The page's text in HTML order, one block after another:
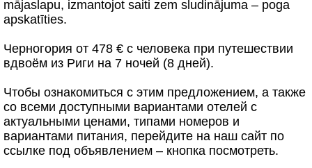
mājaslapu, izmantojot saiti zem sludinājuma – poga
apskatīties.
Черногория от 478 € с человека при путешествии
вдвоём из Риги на 7 ночей (8 дней).
Чтобы ознакомиться с этим предложением, а также
со всеми доступными вариантами отелей с
актуальными ценами, типами номеров и
вариантами питания, перейдите на наш сайт по
ссылке под объявлением – кнопка посмотреть.